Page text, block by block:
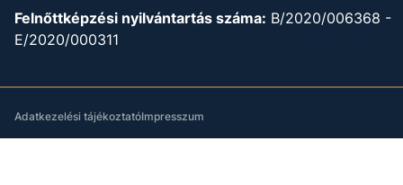
Felnőttképzési nyilvántartás száma: B/2020/006368 -
E/2020/000311
Adatkezelési tájékoztatóImpresszum